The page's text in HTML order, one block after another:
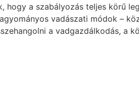
hogy a szabályozás teljes körű
vadászati módok –
a vadgazdálkodás, a